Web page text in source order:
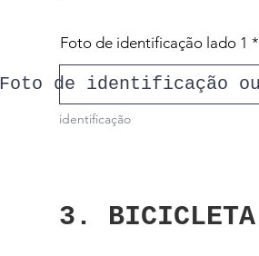
Foto de identificação lado 1
Foto de identificação
identificação
3. BICICLETA